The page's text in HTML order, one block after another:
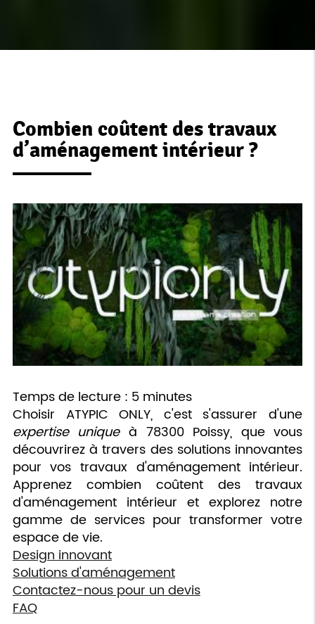
Combien coûtent des travaux
d’aménagement intérieur ?
Temps de lecture : 5 minutes
Choisir ATYPIC ONLY, c'est s'assurer d'une
expertise uniqueà 78300 Poissy, que vous
découvrirez à travers des solutions innovantes
pour vos travaux d'aménagement intérieur.
Apprenez combien coûtent des travaux
d'aménagement intérieur et explorez notre
gamme de services pour transformer votre
espace de vie.
Design innovant
Solutions d'aménagement
Contactez-nous pour un devis
FAQ